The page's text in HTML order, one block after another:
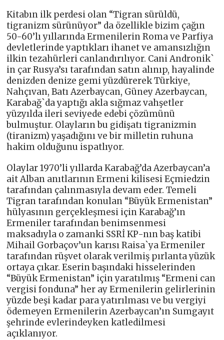
Kitabın ilk perdesi olan “Tigran sürüldü,
tigranizm sürünüyor” da özellikle bizim çağın
50-60’lı yıllarında Ermenilerin Roma ve Parfiya
devletlerinde yaptıkları ihanet ve amansızlığın
ilkin tezahürleri canlandırılıyor. Cani Andronik`
in çar Rusya’sı tarafından satın alınıp, hayalinde
denizden denize gemi yüzdürerek Türkiye,
Nahçıvan, Batı Azerbaycan, Güney Azerbaycan,
Karabağ`da yaptığı akla sığmaz vahşetler
yüzyılda ileri seviyede edebi çözümünü
bulmuştur. Olayların bu gidişatı tigranizmin
(tiranizm) yaşadığını ve bir milletin ruhuna
hakim olduğunu ispatlıyor.
Olaylar 1970’li yıllarda Karabağ’da Azerbaycan’a
ait Alban anıtlarının Ermeni kilisesi Eçmiedzin
tarafından çalınmasıyla devam eder. Temeli
Tigran tarafından konulan “Büyük Ermenistan”
hülyasının gerçekleşmesi için Karabağ’ın
Ermeniler tarafından benimsenmesi
maksadıyla o zamanki SSRİ KP-nın baş katibi
Mihail Gorbaçov’un karısı Raisa`ya Ermeniler
tarafından rüşvet olarak verilmiş pırlanta yüzük
ortaya çıkar. Eserin başındaki hisselerinden
“Büyük Ermenistan” için yaratılmış “Ermeni can
vergisi fonduna” her ay Ermenilerin gelirlerinin
yüzde beşi kadar para yatırılması ve bu vergiyi
ödemeyen Ermenilerin Azerbaycan’ın Sumgayıt
şehrinde evlerindeyken katledilmesi
açıklanıyor.